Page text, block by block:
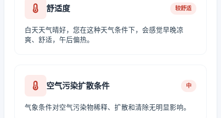
舒适度 较舒适
白天天气晴好，您在这种天气条件下，会感觉早晚凉
爽、舒适，午后偏热。
空气污染扩散条件 中
气象条件对空气污染物稀释、扩散和清除无明显影响。